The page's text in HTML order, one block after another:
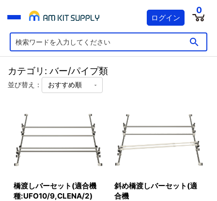
ログイン
0
カテゴリ: バー/パイプ類
並び替え：
橋渡しバーセット(適合機
種:UFO10/9,CLENA/2)
斜め橋渡しバーセット(適
合機